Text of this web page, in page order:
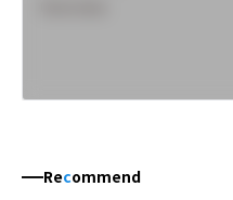
Recommend